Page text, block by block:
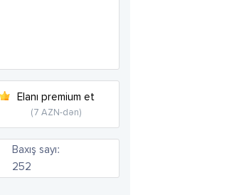
Elanı premium et
(7 AZN-dən)
Baxış sayı:
252